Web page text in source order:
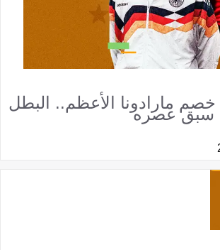
خصم مارادونا الأعظم.. البطل
سبق عصره